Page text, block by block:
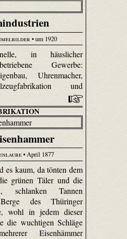
• um 1920
in häuslicher
Gewerbe:
Uhren­macher,
und
• April 1877
es kaum, da tönten dem
grünen Täler und die
schlanken Tannen
Berge des Thüringer
wohl in jedem dieser
die wuchtigen Schläge
Eisenhämmer